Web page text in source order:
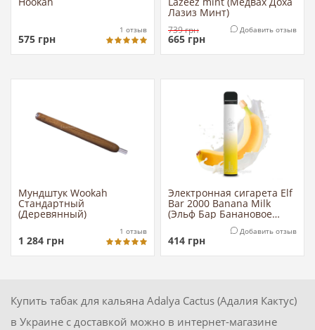
575 грн
1 отзыв
Лазиз Минт)
739грн
665 грн
Добавить отзыв
Мундштук Wookah
Стандартный
(Деревянный)
1 284 грн
1 отзыв
Электронная сигарета Elf
Bar 2000 Banana Milk
(Эльф Бар Банановое
414 грн
Добавить отзыв
Купить табак для кальяна Adalya Cactus (Адалия Кактус)
в Украине с доставкой можно в интернет-магазине